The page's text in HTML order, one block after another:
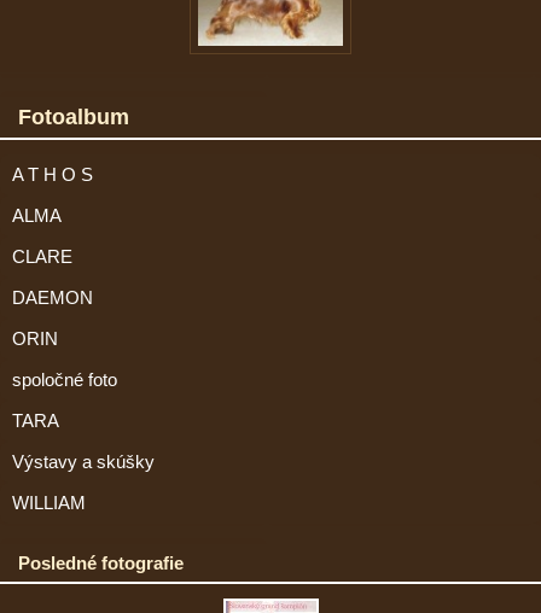
Fotoalbum
A T H O S
ALMA
CLARE
DAEMON
ORIN
spoločné foto
TARA
Výstavy a skúšky
WILLIAM
Posledné fotografie